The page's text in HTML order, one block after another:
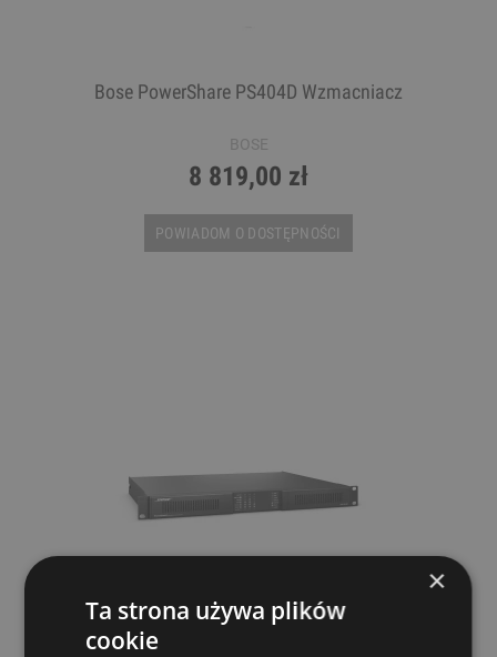
Bose PowerShare PS404D Wzmacniacz
BOSE
8 819,00 zł
POWIADOM O DOSTĘPNOŚCI
×
Ta strona używa plików
cookie